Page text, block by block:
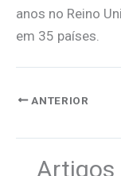
anos no Reino
em 35 países.
ANTERIOR
Artigos